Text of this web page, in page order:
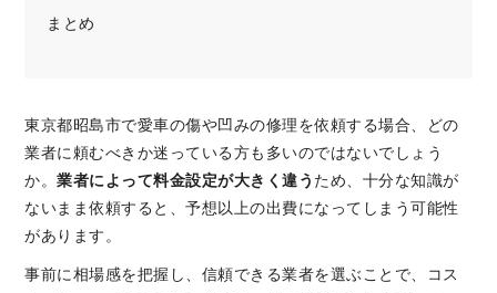
まとめ
東京都昭島市で愛車の傷や凹みの修理を依頼する場合、どの
業者に頼むべきか迷っている方も多いのではないでしょう
か。 業者によって料金設定が大きく違う ため、十分な知識が
ないまま依頼すると、予想以上の出費になってしまう可能性
があります。
事前に相場感を把握し、信頼できる業者を選ぶことで、コス